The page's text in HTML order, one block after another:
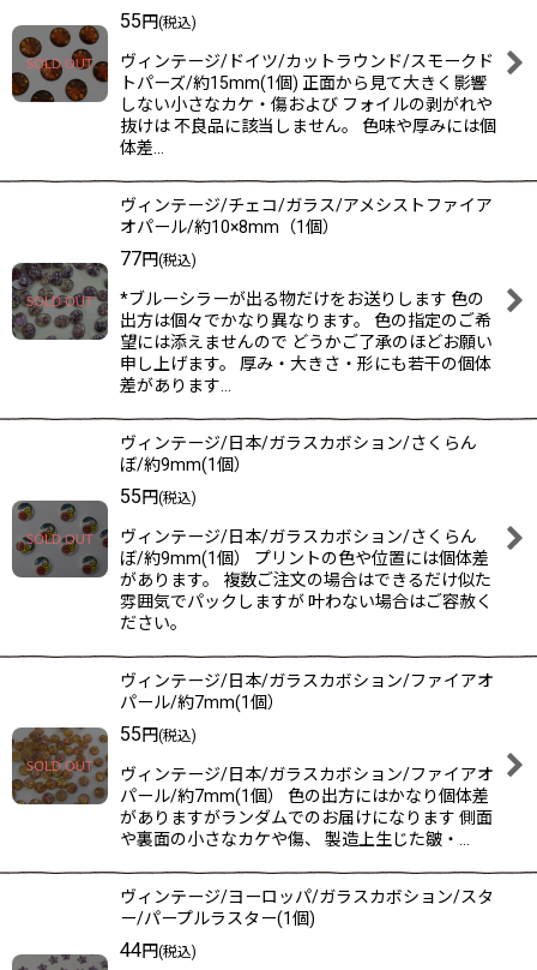
55円(税込)
ヴィンテージ/ドイツ/カットラウンド/スモークド
トパーズ/約15mm(1個) 正面から見て大きく影響
しない小さなカケ・傷および フォイルの剥がれや
抜けは 不良品に該当しません。 色味や厚みには個
体差…
ヴィンテージ/チェコ/ガラス/アメシストファイア
オパール/約10×8mm（1個）
77円(税込)
*ブルーシラーが出る物だけをお送りします 色の
出方は個々でかなり異なります。 色の指定のご希
望には添えませんので どうかご了承のほどお願い
申し上げます。 厚み・大きさ・形にも若干の個体
差があります…
ヴィンテージ/日本/ガラスカボション/さくらん
ぼ/約9mm(1個）
55円(税込)
ヴィンテージ/日本/ガラスカボション/さくらん
ぼ/約9mm(1個） プリントの色や位置には個体差
があります。 複数ご注文の場合はできるだけ似た
雰囲気でパックしますが 叶わない場合はご容赦く
ださい。
ヴィンテージ/日本/ガラスカボション/ファイアオ
パール/約7mm(1個）
55円(税込)
ヴィンテージ/日本/ガラスカボション/ファイアオ
パール/約7mm(1個） 色の出方にはかなり個体差
がありますがランダムでのお届けになります 側面
や裏面の小さなカケや傷、 製造上生じた皺・…
ヴィンテージ/ヨーロッパ/ガラスカボション/スタ
ー/パープルラスター(1個)
44円(税込)